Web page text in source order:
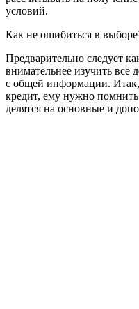
условий.
Как не ошибиться в
Предварительно следует
внимательнее изучить
с общей информации. Итак,
кредит, ему нужно
делятся на основные и